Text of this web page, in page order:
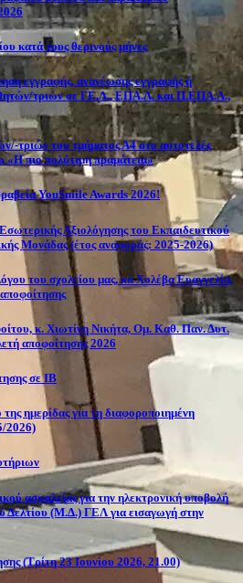
κατά τους θερινούς μήνες
εγγραφής, ανανέωσης εγγραφής ή
τριών σε ΓΕ.Λ., ΕΠΑ.Λ. και Π.ΕΠΑ.Λ.,
τριών του τμήματος Α4 στο αυτοτελές
«Η πιο πολύτιμη πραμάτεια»
YouSmile Awards 2026!
Αξιολόγησης του Εκπαιδευτικού
Μονάδας (έτος αναφοράς: 2025-2026)
του σχολείου μας, κα Χολέβα Ευαγγελία,
κ. Χιωτίνη Νικήτα, Ομ. Καθ. Παν. Δυτ.
αποφοίτησης 2026
σε ΙΒ
ημερίδας για τη διαφοροποιημένη
2026)
ασφαλείας για την ηλεκτρονική υποβολή
Δελτίου (Μ.Δ.) ΓΕΛ για εισαγωγή στην
(Τρίτη 23 Ιουνίου 2026, 21.00)